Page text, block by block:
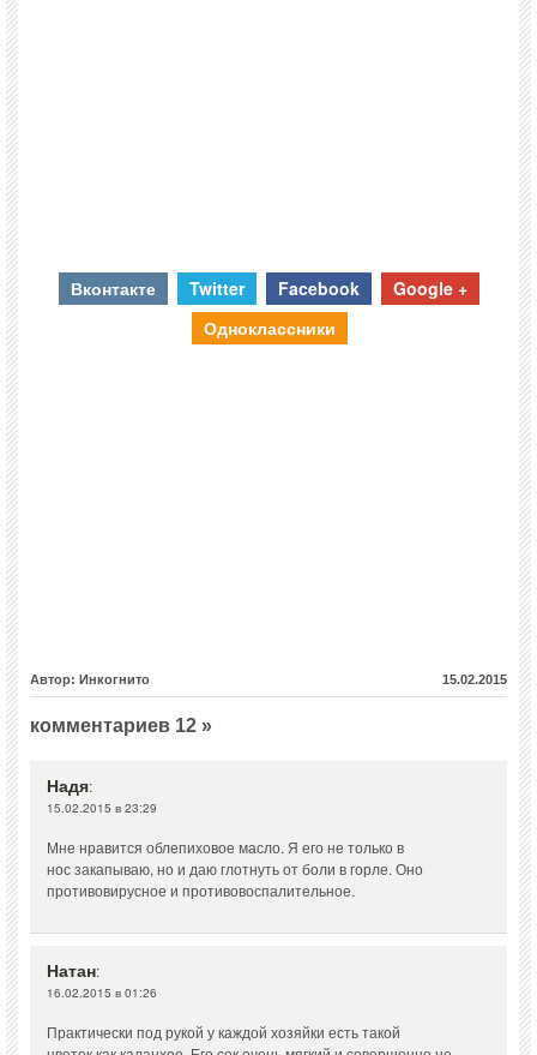
Вконтакте Twitter Facebook
Google +
Одноклассники
Автор: Инкогнито 15.02.2015
комментариев 12 »
Надя:
15.02.2015 в 23:29
Мне нравится облепиховое масло. Я его не только в
нос закапываю, но и даю глотнуть от боли в горле. Оно
противовирусное и противовоспалительное.
Натан:
16.02.2015 в 01:26
Практически под рукой у каждой хозяйки есть такой